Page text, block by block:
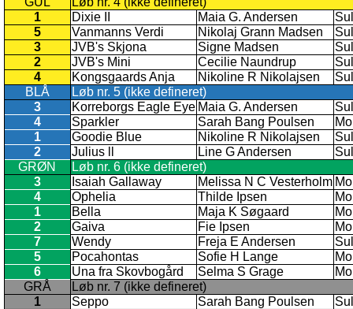
1
Dixie II Maia G. Andersen
5
Vanmanns Verdi Nikolaj Grann Madsen
3
JVB's Skjona Signe Madsen
2
JVB's Mini Cecilie Naundrup
4
Kongsgaards Anja Nikoline R Nikolajsen
BLÅ
Løb nr. 5 (ikke defineret)
3
Korreborgs Eagle Eye Maia G. Andersen
4
Sparkler Sarah Bang Poulsen
1
Goodie Blue Nikoline R Nikolajsen
2
Julius ll Line G Andersen
GRØN
Løb nr. 6 (ikke defineret)
3
Isaiah Gallaway Melissa N C Vesterholm
4
Ophelia Thilde Ipsen
1
Bella Maja K Søgaard
2
Gaiva Fie Ipsen
7
Wendy Freja E Andersen
5
Pocahontas Sofie H Lange
6
Una fra Skovbogård Selma S Grage
GRÅ
Løb nr. 7 (ikke defineret)
1
Seppo Sarah Bang Poulsen